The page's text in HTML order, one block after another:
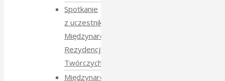
Spotkanie
z uczestnikami
Międzynarodowych
Rezydencji
Twórczych 2026
Międzynarodowe